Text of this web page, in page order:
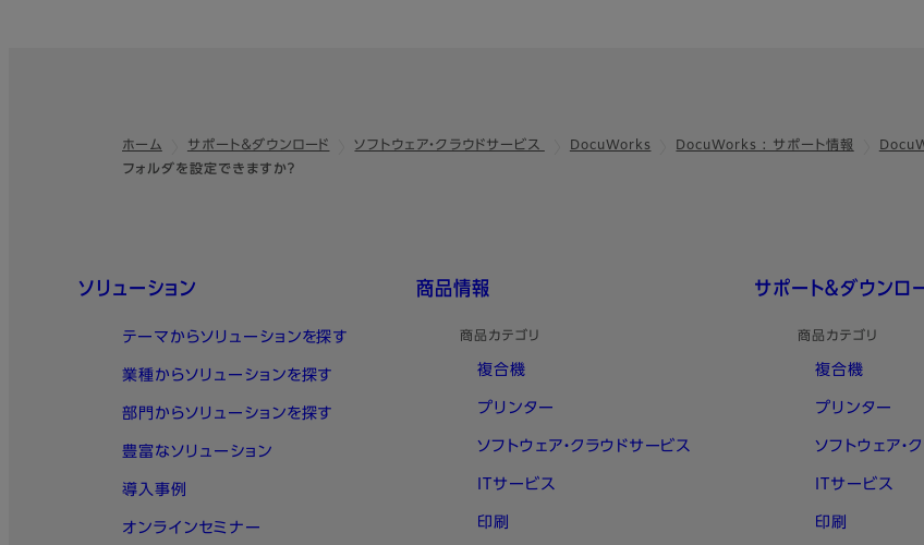
ホーム サポート＆ダウンロード ソフトウェア・クラウドサービス DocuWorks DocuWorks : サポート情報
フォルダを設定できますか？
クイックリンク
ソリューション
テーマからソリューションを探す
業種からソリューションを探す
部門からソリューションを探す
豊富なソリューション
導入事例
オンラインセミナー
商品情報
商品カテゴリ
複合機
プリンター
ソフトウェア・クラウドサービス
ITサービス
印刷
サポート＆ダウンロ
商品カテゴリ
複合機
プリンター
ソフトウェア・
ITサービス
印刷